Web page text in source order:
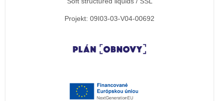
Projekt: 09I03-03-V04-00692